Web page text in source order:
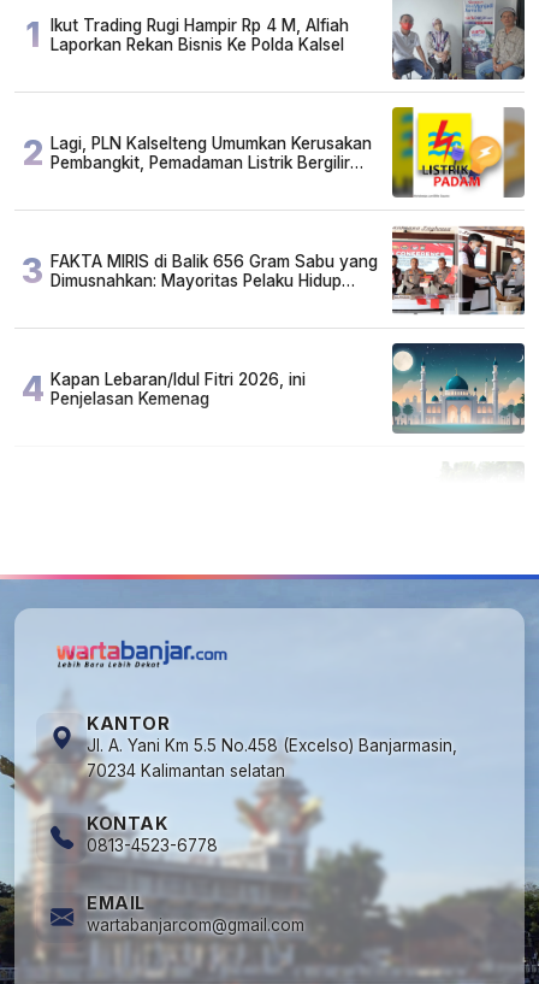
1
Ikut Trading Rugi Hampir Rp 4 M, Alfiah
Laporkan Rekan Bisnis Ke Polda Kalsel
2 Lagi, PLN Kalselteng Umumkan Kerusakan
Pembangkit, Pemadaman Listrik Bergilir
3 FAKTA MIRIS di Balik 656 Gram Sabu yang
Dimusnahkan: Mayoritas Pelaku Hidup
4 Kapan Lebaran/Idul Fitri 2026, ini
Penjelasan Kemenag
KANTOR
Jl. A. Yani Km 5.5 No.458 (Excelso) Banjarmasin,
70234 Kalimantan selatan
KONTAK
0813-4523-6778
EMAIL
wartabanjarcom@gmail.com